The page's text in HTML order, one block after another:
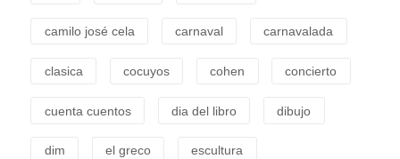
camilo josé cela carnaval carnavalada
clasica cocuyos cohen concierto
cuenta cuentos dia del libro dibujo
dim el greco escultura